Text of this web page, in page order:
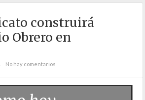
construirá
Obrero en
No hay comentarios